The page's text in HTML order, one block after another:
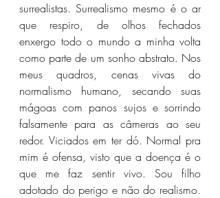
surrealistas. Surrealismo mesmo é o ar
que respiro, de olhos fechados
enxergo todo o mundo a minha volta
como parte de um sonho abstrato. Nos
meus quadros, cenas vivas do
normalismo humano, secando suas
mágoas com panos sujos e sorrindo
falsamente para as câmeras ao seu
redor. Viciados em ter dó. Normal pra
mim é ofensa, visto que a doença é o
que me faz sentir vivo. Sou filho
adotado do perigo e não do realismo.